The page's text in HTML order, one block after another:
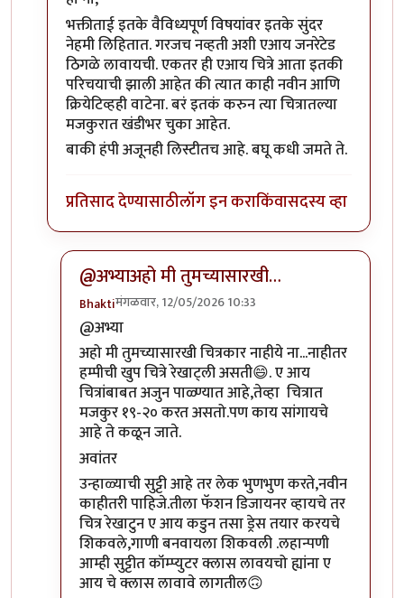
भक्तीताई इतके वैविध्यपूर्ण विषयांवर इतके सुंदर
नेहमी लिहितात. गरजच नव्हती अशी एआय जनरेटेड
ठिगळे लावायची. एकतर ही एआय चित्रे आता इतकी
परिचयाची झाली आहेत की त्यात काही नवीन आणि
क्रियेटिव्हही वाटेना. बरं इतकं करुन त्या चित्रातल्या
मजकुरात खंडीभर चुका आहेत.
बाकी हंपी अजूनही लिस्टीतच आहे. बघू कधी जमते ते.
प्रतिसाद देण्यासाठीलॉग इन कराकिंवासदस्य व्हा
@अभ्याअहो मी तुमच्यासारखी…
Bhaktiमंगळवार, 12/05/2026 10:33
In reply to
@अभ्या
अहो मी तुमच्यासारखी चित्रकार नाहीये ना...नाहीतर
हम्पीची खुप चित्रे रेखाट्ली असती😄. ए आय
चित्रांबाबत अजुन पाळ्ण्यात आहे,तेव्हा चित्रात
मजकुर १९-२० करत असतो.पण काय सांगायचे
आहे ते कळून जाते.
अवांतर
उन्हाळ्याची सुट्टी आहे तर लेक भुणभुण करते,नवीन
काहीतरी पाहिजे.तीला फॅशन डिजायनर व्हायचे तर
चित्र रेखाटुन ए आय कडुन तसा ड्रेस तयार करयचे
शिकवले,गाणी बनवायला शिकवली .लहान्पणी
आम्ही सुट्टीत कॉम्प्युटर क्लास लावयचो ह्यांना ए
आय चे क्लास लावावे लागतील🙃